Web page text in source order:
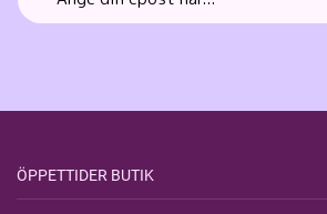
ÖPPETTIDER BUTIK